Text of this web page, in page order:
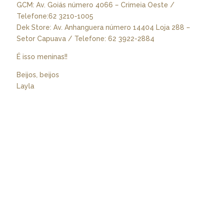
GCM: Av. Goiás número 4066 – Crimeia Oeste /
Telefone:62 3210-1005
Dek Store: Av. Anhanguera número 14404 Loja 288 –
Setor Capuava / Telefone: 62 3922-2884
É isso meninas!!
Beijos, beijos
Layla